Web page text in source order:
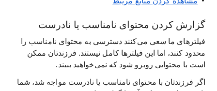
گزارش کردن محتوای نامناسب یا نادرست
فیلترهای ما سعی می‌کنند دسترسی به محتوای نامناسب را
محدود کنند، اما این فیلترها کامل نیستند. فرزندتان ممکن
است با محتوایی روبرو شود که نمی‌خواهید ببیند.
اگر فرزندتان با محتوای نامناسب یا نادرست مواجه شد، شما